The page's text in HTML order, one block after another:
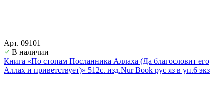
Арт. 09101
В наличии
Книга «По стопам Посланника Аллаха (Да благословит его
Аллах и приветствует)» 512с. изд.Nur Book рус яз в уп.6 экз